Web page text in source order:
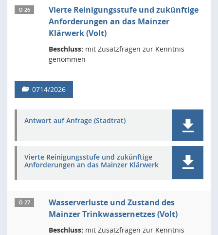
Ö 26
Vierte Reinigungsstufe und zukünftige
Anforderungen an das Mainzer
Klärwerk (Volt)
Beschluss: mit Zusatzfragen zur Kenntnis
genommen
0714/2026
Antwort auf Anfrage (Stadtrat)
Vierte Reinigungsstufe und zukünftige
Anforderungen an das Mainzer Klärwerk
Ö 27
Wasserverluste und Zustand des
Mainzer Trinkwassernetzes (Volt)
Beschluss: mit Zusatzfragen zur Kenntnis